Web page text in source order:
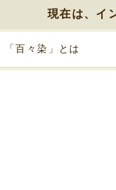
現在は、イ
「百々染」とは